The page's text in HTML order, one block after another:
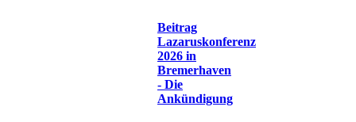
Beitrag
Lazaruskonferenz
2026 in
Bremerhaven
- Die
Ankündigung